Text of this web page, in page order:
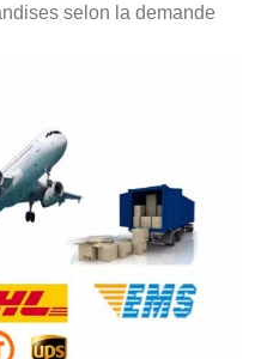
selon la demande